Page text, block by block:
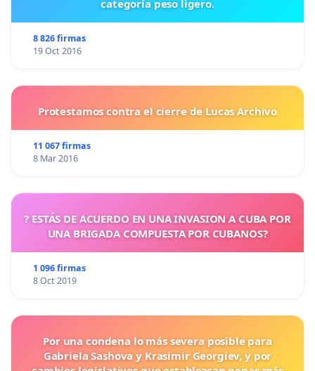
categoría peso ligero.
8 826 firmas
19 Oct 2016
Protestamos contra el cierre de Lucas Archivo
11 067 firmas
8 Mar 2016
? ESTÁS DE ACUERDO EN UNA INVASION A CUBA POR
UNA BRIGADA COMPUESTA POR CUBANOS?
1 096 firmas
8 Oct 2019
Por una condena lo más severa posible para
Gabriela Sashova y Krasimir Georgiev, y por